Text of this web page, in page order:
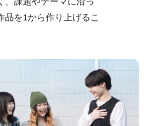
品を1から作り上げるこ